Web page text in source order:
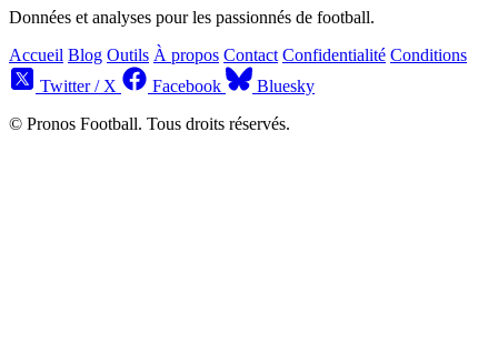
Données et analyses pour les passionnés de football.
Accueil Blog Outils À propos Contact Confidentialité Conditions
Twitter / X
Facebook
Bluesky
© Pronos Football. Tous droits réservés.